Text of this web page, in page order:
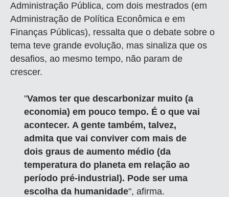
Administração Pública, com dois mestrados (em
Administração de Política Econômica e em
Finanças Públicas), ressalta que o debate sobre o
tema teve grande evolução, mas sinaliza que os
desafios, ao mesmo tempo, não param de
crescer.
"Vamos ter que descarbonizar muito (a
economia) em pouco tempo. É o que vai
acontecer. A gente também, talvez,
admita que vai conviver com mais de
dois graus de aumento médio (da
temperatura do planeta em relação ao
período pré-industrial). Pode ser uma
escolha da humanidade", afirma.